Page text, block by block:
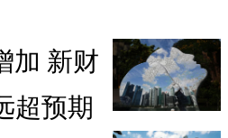
加 新财
超预期